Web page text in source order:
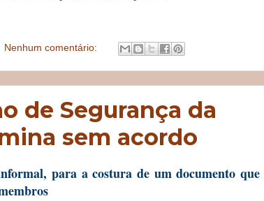
Nenhum comentário:
de Segurança da
sem acordo
para a costura de um documento que